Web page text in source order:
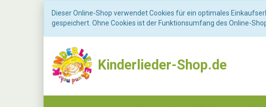
Dieser Online-Shop verwendet Cookies für ein optimales
gespeichert. Ohne Cookies ist der Funktionsumfang des Online-
Kinderlieder-Shop.de